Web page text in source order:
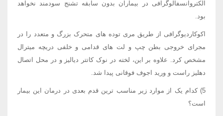
الکتروانسفالوگرافی در بیماران بدون سابقه تشنج سودمند نخواهد
بود.
اکوکاردیوگرافی از طریق مری توده های متحرک بزرگ و متعدد را در
مجرای خروجی بطن چپ و لت های قدامی و خلفی دریچه میترال
مشخص کرد. علاوه بر این، لخته در نوک کاتتر دیالیز و در محل اتصال
دهلیز راست و ورید اجوف فوقانی پیدا شد.
5) کدام یک از موارد زیر مناسب ترین قدم بعدی در درمان این بیمار
است؟